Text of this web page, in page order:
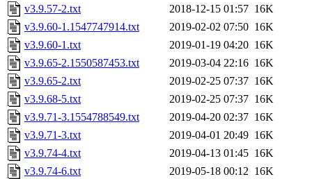
v3.9.57-2.txt
2018-12-15 01:57 16K
v3.9.60-1.1547747914.txt
2019-02-02 07:50 16K
v3.9.60-1.txt
2019-01-19 04:20 16K
v3.9.65-2.1550587453.txt
2019-03-04 22:16 16K
v3.9.65-2.txt
2019-02-25 07:37 16K
v3.9.68-5.txt
2019-02-25 07:37 16K
v3.9.71-3.1554788549.txt
2019-04-20 02:37 16K
v3.9.71-3.txt
2019-04-01 20:49 16K
v3.9.74-4.txt
2019-04-13 01:45 16K
v3.9.74-6.txt
2019-05-18 00:12 16K